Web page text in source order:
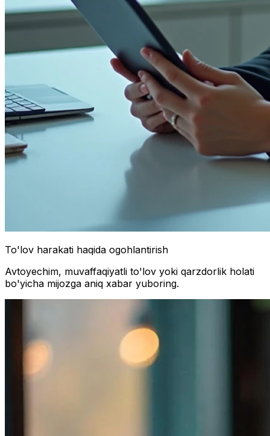
To'lov harakati haqida ogohlantirish
Avtoyechim, muvaffaqiyatli to'lov yoki qarzdorlik holati
bo'yicha mijozga aniq xabar yuboring.